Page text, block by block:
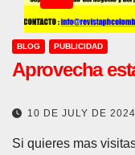
BLOG PUBLICIDAD
Aprovecha
10 DE JULY DE 2024
Si quieres mas